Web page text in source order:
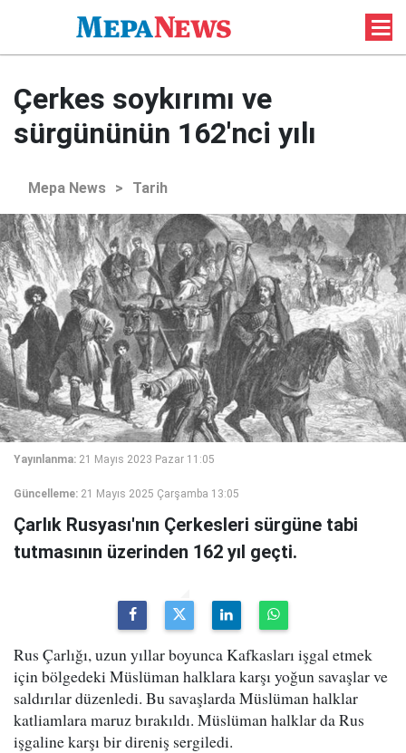
Çerkes soykırımı ve
sürgününün 162'nci yılı
Mepa News > Tarih
Yayınlanma: 21 Mayıs 2023 Pazar 11:05
Güncelleme: 21 Mayıs 2025 Çarşamba 13:05
Çarlık Rusyası'nın Çerkesleri sürgüne tabi
tutmasının üzerinden 162 yıl geçti.
Rus Çarlığı, uzun yıllar boyunca Kafkasları işgal etmek
için bölgedeki Müslüman halklara karşı yoğun savaşlar ve
saldırılar düzenledi. Bu savaşlarda Müslüman halklar
katliamlara maruz bırakıldı. Müslüman halklar da Rus
işgaline karşı bir direniş sergiledi.